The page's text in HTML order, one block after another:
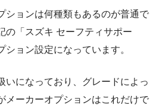
ションは何種類もあるのが普通で
の「スズキ セーフティサポー
ション設定になっています。
いになっており、グレードによっ
メーカーオプションはこれだけで